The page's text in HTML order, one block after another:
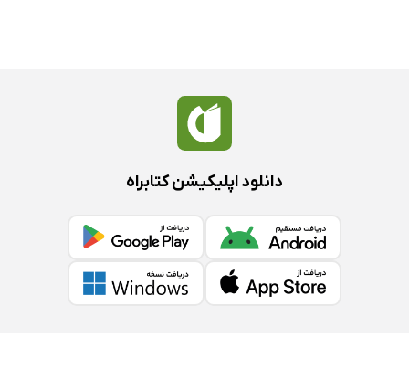
دانلود اپلیکیشن کتابراه